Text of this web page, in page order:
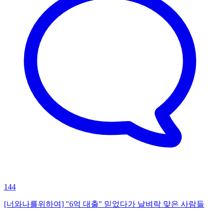
144
[너와나를위하여] "6억 대출" 믿었다가 날벼락 맞은 사람들